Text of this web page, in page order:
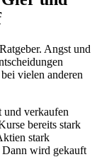
Angst und
vielen anderen
und verkaufen
bereits stark
stark
Dann wird gekauft